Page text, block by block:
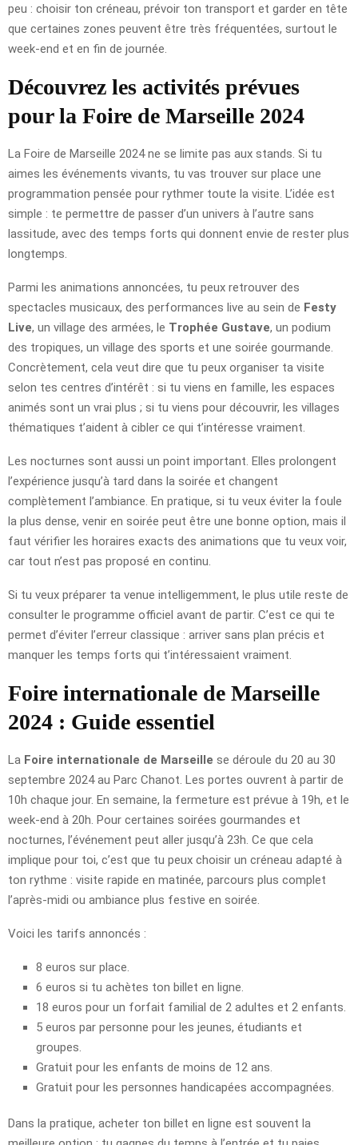
peu : choisir ton créneau, prévoir ton transport et garder en tête
que certaines zones peuvent être très fréquentées, surtout le
week-end et en fin de journée.
Découvrez les activités prévues
pour la Foire de Marseille 2024
La Foire de Marseille 2024 ne se limite pas aux stands. Si tu
aimes les événements vivants, tu vas trouver sur place une
programmation pensée pour rythmer toute la visite. L’idée est
simple : te permettre de passer d’un univers à l’autre sans
lassitude, avec des temps forts qui donnent envie de rester plus
longtemps.
Parmi les animations annoncées, tu peux retrouver des
spectacles musicaux, des performances live au sein de Festy
Live, un village des armées, le Trophée Gustave, un podium
des tropiques, un village des sports et une soirée gourmande.
Concrètement, cela veut dire que tu peux organiser ta visite
selon tes centres d’intérêt : si tu viens en famille, les espaces
animés sont un vrai plus ; si tu viens pour découvrir, les villages
thématiques t’aident à cibler ce qui t’intéresse vraiment.
Les nocturnes sont aussi un point important. Elles prolongent
l’expérience jusqu’à tard dans la soirée et changent
complètement l’ambiance. En pratique, si tu veux éviter la foule
la plus dense, venir en soirée peut être une bonne option, mais il
faut vérifier les horaires exacts des animations que tu veux voir,
car tout n’est pas proposé en continu.
Si tu veux préparer ta venue intelligemment, le plus utile reste de
consulter le programme officiel avant de partir. C’est ce qui te
permet d’éviter l’erreur classique : arriver sans plan précis et
manquer les temps forts qui t’intéressaient vraiment.
Foire internationale de Marseille
2024 : Guide essentiel
La Foire internationale de Marseille se déroule du 20 au 30
septembre 2024 au Parc Chanot. Les portes ouvrent à partir de
10h chaque jour. En semaine, la fermeture est prévue à 19h, et le
week-end à 20h. Pour certaines soirées gourmandes et
nocturnes, l’événement peut aller jusqu’à 23h. Ce que cela
implique pour toi, c’est que tu peux choisir un créneau adapté à
ton rythme : visite rapide en matinée, parcours plus complet
l’après-midi ou ambiance plus festive en soirée.
Voici les tarifs annoncés :
8 euros sur place.
6 euros si tu achètes ton billet en ligne.
18 euros pour un forfait familial de 2 adultes et 2 enfants.
5 euros par personne pour les jeunes, étudiants et
groupes.
Gratuit pour les enfants de moins de 12 ans.
Gratuit pour les personnes handicapées accompagnées.
Dans la pratique, acheter ton billet en ligne est souvent la